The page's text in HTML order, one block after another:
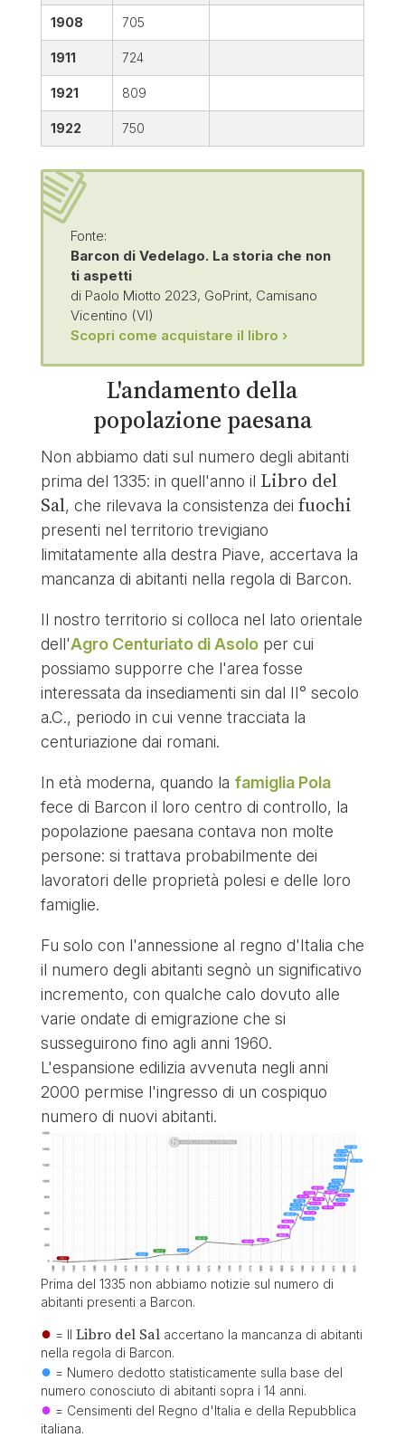
1908 705
1911 724
1921 809
1922 750
Fonte:
Barcon di Vedelago. La storia che non
ti aspetti
di Paolo Miotto 2023, GoPrint, Camisano
Vicentino (VI)
Scopri come acquistare il libro ›
L'andamento della
popolazione paesana
Non abbiamo dati sul numero degli abitanti
prima del 1335: in quell'anno il Libro del
Sal, che rilevava la consistenza dei fuochi
presenti nel territorio trevigiano
limitatamente alla destra Piave, accertava la
mancanza di abitanti nella regola di Barcon.
Il nostro territorio si colloca nel lato orientale
dell'Agro Centuriato di Asoloper cui
possiamo supporre che l'area fosse
interessata da insediamenti sin dal II° secolo
a.C., periodo in cui venne tracciata la
centuriazione dai romani.
In età moderna, quando la famiglia Pola
fece di Barcon il loro centro di controllo, la
popolazione paesana contava non molte
persone: si trattava probabilmente dei
lavoratori delle proprietà polesi e delle loro
famiglie.
Fu solo con l'annessione al regno d'Italia che
il numero degli abitanti segnò un significativo
incremento, con qualche calo dovuto alle
varie ondate di emigrazione che si
susseguirono fino agli anni 1960.
L'espansione edilizia avvenuta negli anni
2000 permise l'ingresso di un cospiquo
numero di nuovi abitanti.
Prima del 1335 non abbiamo notizie sul numero di
abitanti presenti a Barcon.
● = Il Libro del Sal accertano la mancanza di abitanti
nella regola di Barcon.
● = Numero dedotto statisticamente sulla base del
numero conosciuto di abitanti sopra i 14 anni.
● = Censimenti del Regno d'Italia e della Repubblica
italiana.